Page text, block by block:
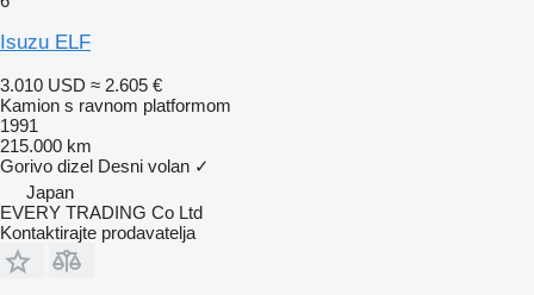
Isuzu ELF
3.010 USD ≈ 2.605 €
Kamion s ravnom platformom
1991
215.000 km
Gorivo dizel Desni volan ✓
Japan
EVERY TRADING Co Ltd
Kontaktirajte prodavatelja